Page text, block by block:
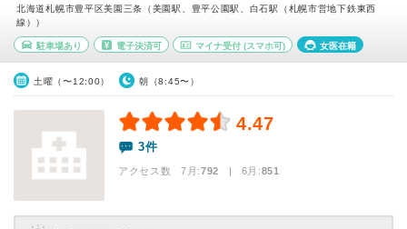
北海道札幌市豊平区美園三条（美園駅、豊平公園駅、白石駅（札幌市営地下鉄東西
線））
駐車場あり 電子決済可 マイナ受付 (スマホ可) 女医在籍
土曜（〜12:00） 朝（8:45〜）
4.47
3件
アクセス数 7月:792 | 6月:851